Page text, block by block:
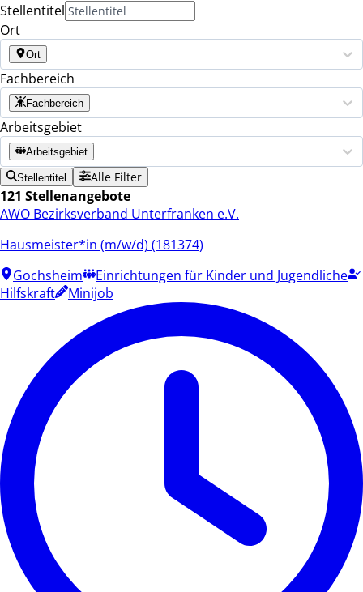
Stellentitel
Ort
Ort
Fachbereich
Fachbereich
Arbeitsgebiet
Arbeitsgebiet
Stellentitel Alle Filter
121 Stellenangebote
AWO Bezirksverband Unterfranken e.V.
Hausmeister*in (m/w/d) (181374)
Gochsheim
Einrichtungen für Kinder und Jugendliche
Hilfskraft
Minijob